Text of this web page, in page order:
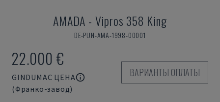
AMADA - Vipros 358 King
DE-PUN-AMA-1998-00001
22.000 €
GINDUMAC ЦЕНА
(Франко-завод)
ВАРИАНТЫ ОПЛАТЫ